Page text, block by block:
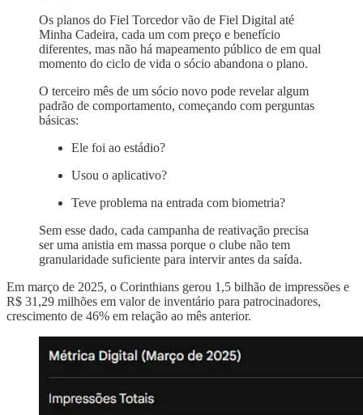
Os planos do Fiel Torcedor vão de Fiel Digital até
Minha Cadeira, cada um com preço e benefício
diferentes, mas não há mapeamento público de em qual
momento do ciclo de vida o sócio abandona o plano.
O terceiro mês de um sócio novo pode revelar algum
padrão de comportamento, começando com perguntas
básicas:
Ele foi ao estádio?
Usou o aplicativo?
Teve problema na entrada com biometria?
Sem esse dado, cada campanha de reativação precisa
ser uma anistia em massa porque o clube não tem
granularidade suficiente para intervir antes da saída.
Em março de 2025, o Corinthians gerou 1,5 bilhão de impressões e
R$ 31,29 milhões em valor de inventário para patrocinadores,
crescimento de 46% em relação ao mês anterior.